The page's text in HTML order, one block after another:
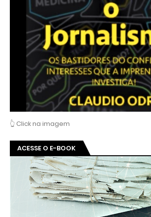
👆 Click na imagem
ACESSE O E-BOOK